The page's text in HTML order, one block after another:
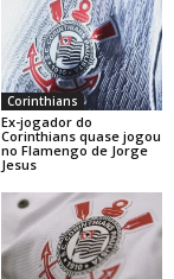
Corinthians
Ex-jogador do
Corinthians quase jogou
no Flamengo de Jorge
Jesus